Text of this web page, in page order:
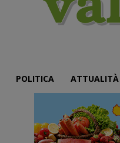
POLITICA ATTUALITÀ